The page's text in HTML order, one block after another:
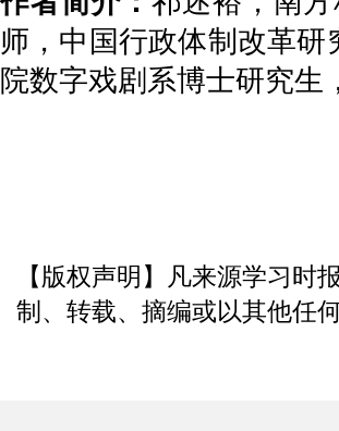
师，中国行政体制改革
院数字戏剧系博士研究
【版权声明】凡来源学习
制、转载、摘编或以其他任